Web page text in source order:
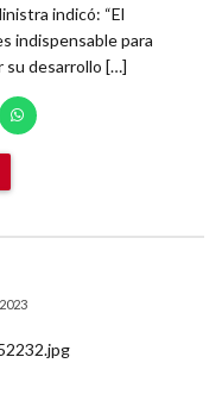
indicó: “El
indispensable para
su desarrollo […]